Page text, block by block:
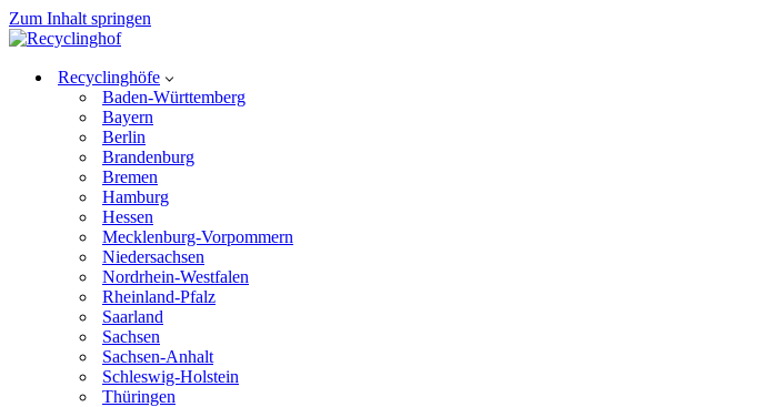
Zum Inhalt springen
Recyclinghöfe
Baden-Württemberg
Bayern
Berlin
Brandenburg
Bremen
Hamburg
Hessen
Mecklenburg-Vorpommern
Niedersachsen
Nordrhein-Westfalen
Rheinland-Pfalz
Saarland
Sachsen
Sachsen-Anhalt
Schleswig-Holstein
Thüringen